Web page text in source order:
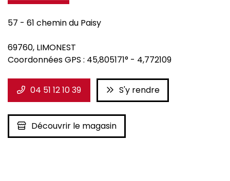
57 - 61 chemin du Paisy
69760, LIMONEST
Coordonnées GPS : 45,805171° - 4,772109
04 51 12 10 39 S'y rendre
Découvrir le magasin